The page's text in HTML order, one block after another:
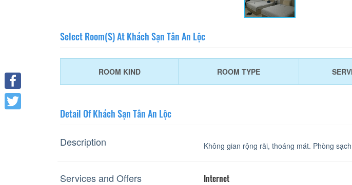
Select Room(s) At Khách Sạn Tân An Lộc
ROOM KIND ROOM TYPE
Detail Of Khách Sạn Tân An Lộc
Description Không gian rộng rãi, thoáng mát. Phòng
Services and Offers Internet
Facebook